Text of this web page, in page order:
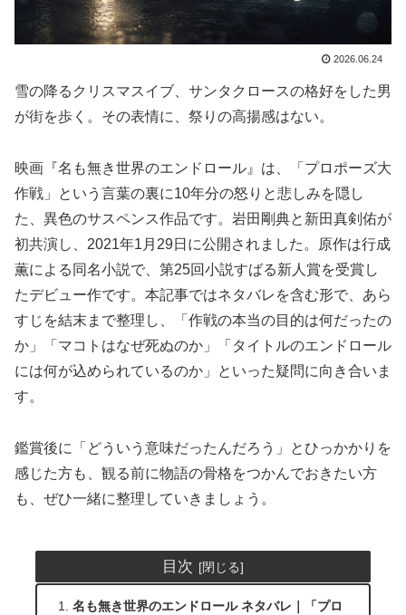
2026.06.24
雪の降るクリスマスイブ、サンタクロースの格好をした男
が街を歩く。その表情に、祭りの高揚感はない。
映画『名も無き世界のエンドロール』は、「プロポーズ大
作戦」という言葉の裏に10年分の怒りと悲しみを隠し
た、異色のサスペンス作品です。岩田剛典と新田真剣佑が
初共演し、2021年1月29日に公開されました。原作は行成
薫による同名小説で、第25回小説すばる新人賞を受賞し
たデビュー作です。本記事ではネタバレを含む形で、あら
すじを結末まで整理し、「作戦の本当の目的は何だったの
か」「マコトはなぜ死ぬのか」「タイトルのエンドロール
には何が込められているのか」といった疑問に向き合いま
す。
鑑賞後に「どういう意味だったんだろう」とひっかかりを
感じた方も、観る前に物語の骨格をつかんでおきたい方
も、ぜひ一緒に整理していきましょう。
目次
名も無き世界のエンドロール ネタバレ｜「プロ